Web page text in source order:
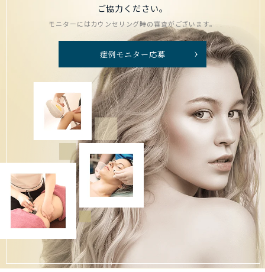
ご協力ください。
モニターにはカウンセリング時の審査がございます。
症例モニター応募